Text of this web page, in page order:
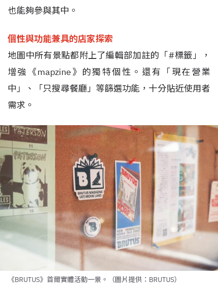
也能夠參與其中。
個性與功能兼具的店家探索
地圖中所有景點都附上了編輯部加註的「#標籤」，
增強《mapzine》的獨特個性。還有「現在營業
中」、「只搜尋餐廳」等篩選功能，十分貼近使用者
需求。
《BRUTUS》首爾實體活動一景。（圖片提供：BRUTUS）